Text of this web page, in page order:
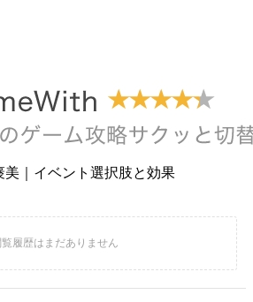
美｜イベント選択肢と効果